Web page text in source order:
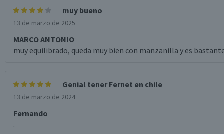
muy bueno
13 de marzo de 2025
MARCO ANTONIO
muy equilibrado, queda muy bien con manzanilla y es
Genial tener Fernet en chile
13 de marzo de 2024
Fernando
.